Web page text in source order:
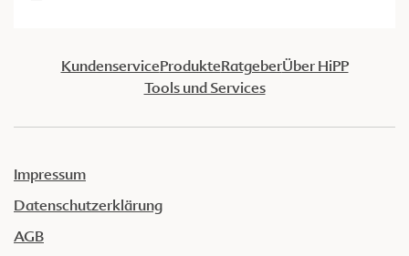
KundenserviceProdukteRatgeberÜber HiPP
Tools und Services
Impressum
Datenschutzerklärung
AGB